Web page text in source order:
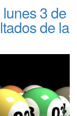
3 de
de la